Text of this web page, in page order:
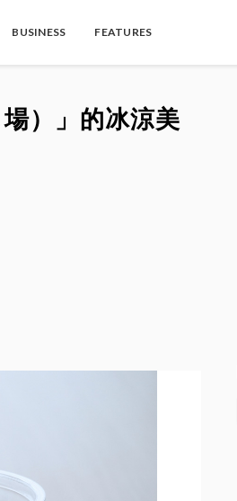
BUSINESS FEATURES
）」的冰涼美